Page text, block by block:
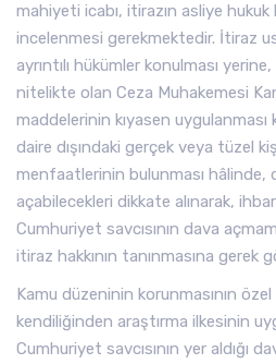
mahiyeti icabı, itirazın asliye
incelenmesi gerekmektedir. İtiraz
ayrıntılı hükümler konulması
nitelikte olan Ceza Muhakemesi
maddelerinin kıyasen
daire dışındaki gerçek veya tüzel
menfaatlerinin bulunması hâlinde,
açabilecekleri dikkate alınarak,
Cumhuriyet savcısının dava
itiraz hakkının tanınmasına gerek
Kamu düzeninin korunmasının
kendiliğinden araştırma ilkesinin
Cumhuriyet savcısının yer aldığı